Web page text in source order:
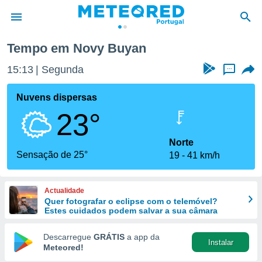
da
foi
fornecidas
a este
das
e
forma
digital
Tempo em Novy Buyan
15:13 Segunda ...
Nuvens dispersas
23°
Sensação de 25°
Norte
19
41 km/h
Actualidade
Quer fotografar o eclipse com o telemóvel?
Estes cuidados podem salvar a sua câmara
Descarregue GRÁTIS a app da
Meteored!
Instalar